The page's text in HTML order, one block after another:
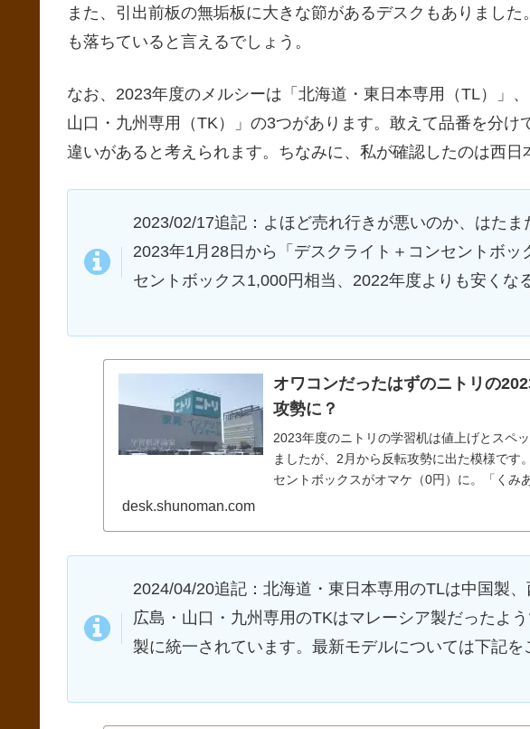
また、引出前板の無垢板に大きな節があるデスクもありまし
も落ちていると言えるでしょう。
なお、2023年度のメルシーは「北海道・東日本専用（TL）」
山口・九州専用（TK）」の3つがあります。敢えて品番を分け
違いがあると考えられます。ちなみに、私が確認したのは西日
2023/02/17追記：よほど売れ行きが悪いのか、はたま
2023年1月28日から「デスクライト＋コンセントボ
セントボックス1,000円相当、2022年度よりも安くな
オワコンだったはずのニトリの
攻勢に？
2023年度のニトリの学習机は値上げとスペ
ましたが、2月から反転攻勢に出た模様です
セントボックスがオマケ（0円）に。「くみ
「WC23」、「WR23」は、キャンペーン
desk.shunoman.com
2024/04/20追記：北海道・東日本専用のTLは中国製、
広島・山口・九州専用のTKはマレーシア製だったよ
製に統一されています。最新モデルについては下記を